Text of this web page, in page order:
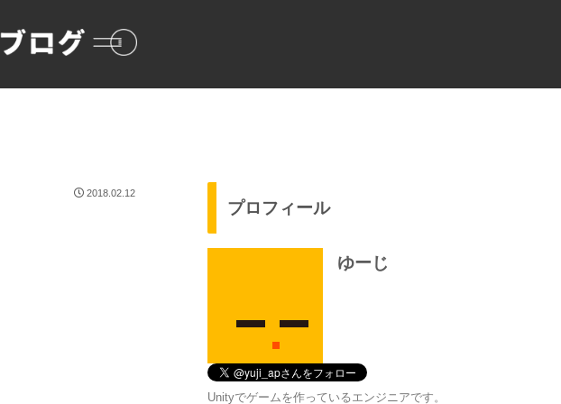
2018.02.12
プロフィール
ゆーじ
Unityでゲームを作っているエンジニアです。